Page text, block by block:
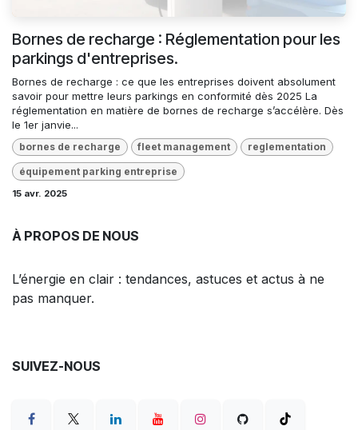
Bornes de recharge : Réglementation pour les
parkings d'entreprises.
Bornes de recharge : ce que les entreprises doivent absolument
savoir pour mettre leurs parkings en conformité dès 2025 La
réglementation en matière de bornes de recharge s’accélère. Dès
le 1er janvie...
bornes de recharge fleet management reglementation
équipement parking entreprise
15 avr. 2025
À PROPOS DE NOUS
L’énergie en clair : tendances, astuces et actus à ne
pas manquer.
SUIVEZ-NOUS